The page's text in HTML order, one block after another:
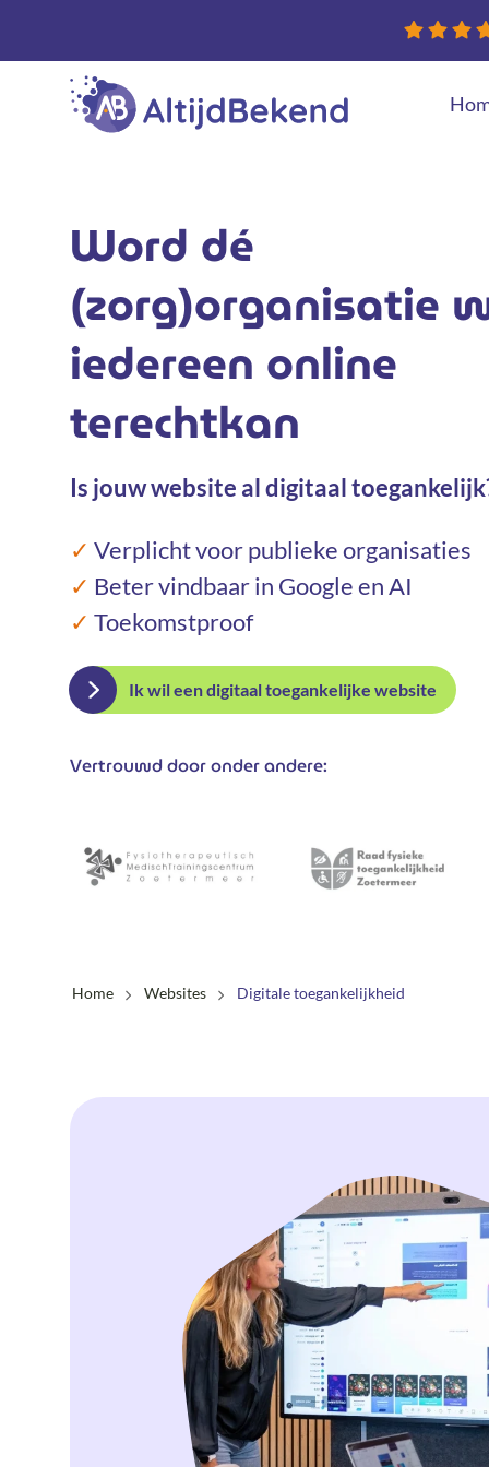
Word dé
(zorg)organisatie
iedereen online
terechtkan
Is jouw website al digitaal
✓ Verplicht voor publieke organisaties
✓ Beter vindbaar in Google en AI
✓ Toekomstproof
Ik wil een digitaal toegankelijke website
Vertrouwd door onder andere:
Home Websites Digitale toegankelijkheid